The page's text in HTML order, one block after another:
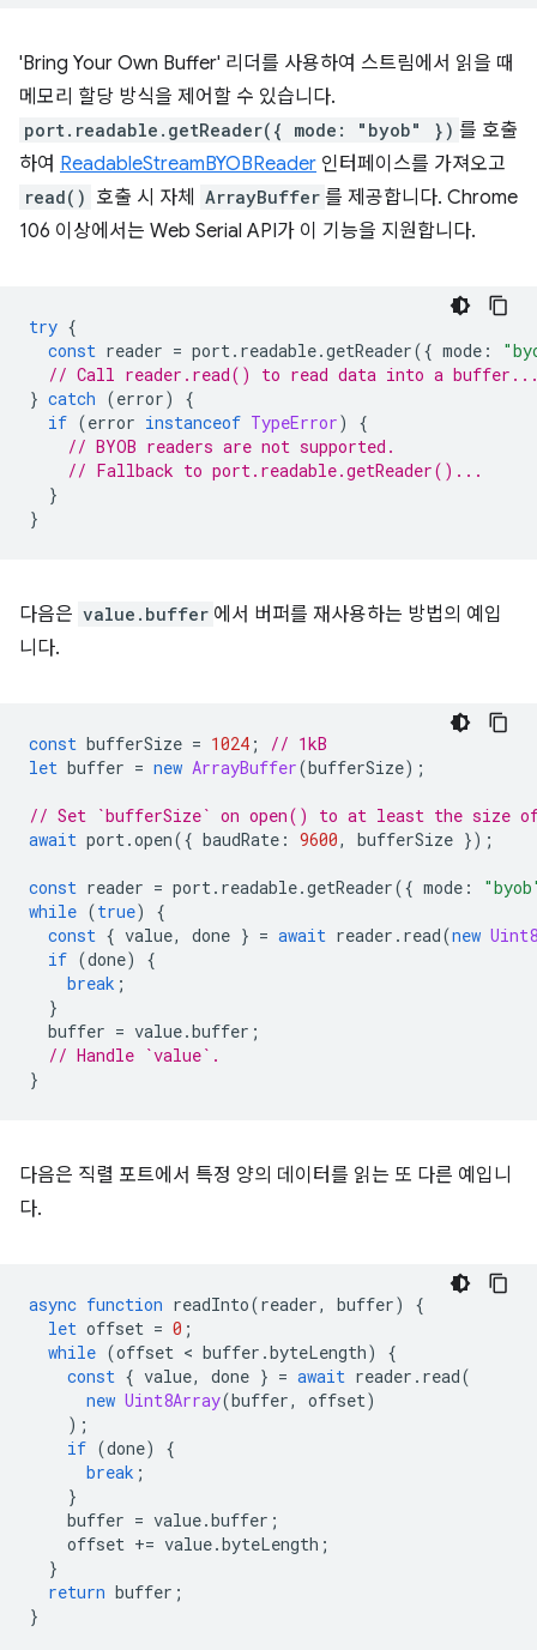
'Bring Your Own Buffer' 리더를 사용하여 스트림에서 읽을 때
메모리 할당 방식을 제어할 수 있습니다.
port.readable.getReader({ mode: "byob" }) 를 호출
하여 ReadableStreamBYOBReader 인터페이스를 가져오고
read() 호출 시 자체 ArrayBuffer 를 제공합니다. Chrome
106 이상에서는 Web Serial API가 이 기능을 지원합니다.
try {
const reader = port. readable.getReader({ mode :
// Call reader.read() to read data into a
} catch (error)
{
if (error instanceof TypeError)
{
// BYOB readers are not supported.
// Fallback to port.readable.getReader()...
}
}
다음은 value.buffer 에서 버퍼를 재사용하는 방법의 예입
니다.
const bufferSize = 1024 ;
// 1kB
let buffer = new ArrayBuffer(bufferSize);
// Set `bufferSize` on open() to at least the size
await port.open({ baudRate : 9600, bufferSize });
const reader = port. readable.getReader({ mode :
while (true)
{
const { value, done } = await reader . read(new
if (done)
{
break ;
}
buffer = value.buffer ;
// Handle `value`.
}
다음은 직렬 포트에서 특정 양의 데이터를 읽는 또 다른 예입니
다.
async function readInto(reader, buffer)
{
let offset = 0 ;
while (offset < buffer .byteLength)
{
const { value, done } = await reader . read(
new Uint8Array(buffer, offset)
);
if (done)
{
break ;
}
buffer = value.buffer ;
offset += value.byteLength ;
}
return buffer ;
}